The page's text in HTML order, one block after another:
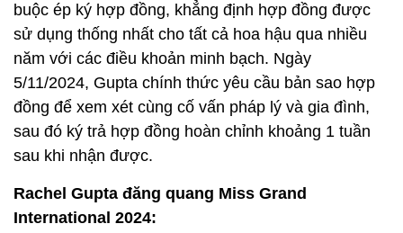
buộc ép ký hợp đồng, khẳng định hợp đồng được
sử dụng thống nhất cho tất cả hoa hậu qua nhiều
năm với các điều khoản minh bạch. Ngày
5/11/2024, Gupta chính thức yêu cầu bản sao hợp
đồng để xem xét cùng cố vấn pháp lý và gia đình,
sau đó ký trả hợp đồng hoàn chỉnh khoảng 1 tuần
sau khi nhận được.
Rachel Gupta đăng quang Miss Grand
International 2024: